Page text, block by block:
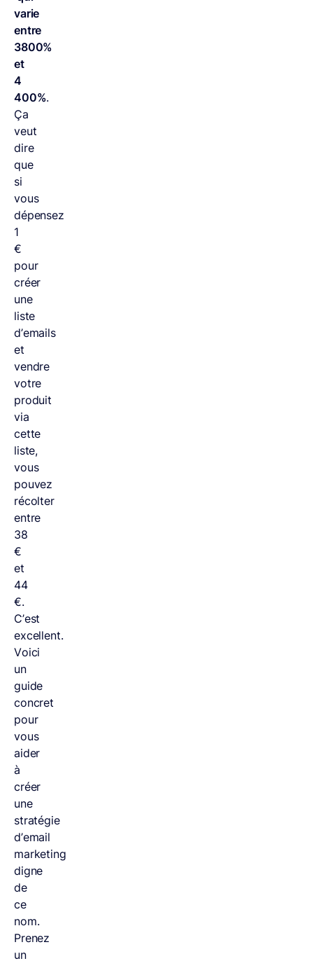
varie
entre
3800%
et
4
400%.
Ça
veut
dire
que
si
vous
dépensez
1
€
pour
créer
une
liste
d’emails
et
vendre
votre
produit
via
cette
liste,
vous
pouvez
récolter
entre
38
€
et
44
€.
C’est
excellent.
Voici
un
guide
concret
pour
vous
aider
à
créer
une
stratégie
d’email
marketing
digne
de
ce
nom.
Prenez
un